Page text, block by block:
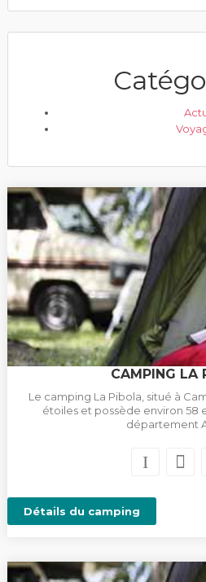
CAMPING LA
Le camping La Pibola, situé à
étoiles et possède environ 58
département
Détails du camping